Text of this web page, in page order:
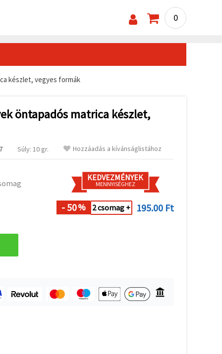
0
készlet, vegyes formák
öntapadós matrica készlet,
Súly: 10 gr. Hozzáadás a kívánságlistához
KEDVEZMÉNYEK
MENNYISÉGHEZ
- 50% 2 csomag + 195.00 Ft